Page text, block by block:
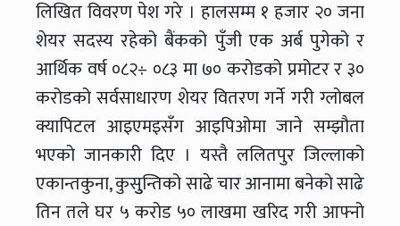
लिखित विवरण पेश गरे । हालसम्म १ हजार २० जना
शेयर सदस्य रहेको बैंकको पुँजी एक अर्ब पुगेको र
आर्थिक वर्ष ०८२÷ ०८३ मा ७० करोडको प्रमोटर र ३०
करोडको सर्वसाधारण शेयर वितरण गर्ने गरी ग्लोबल
क्यापिटल आइएमइसँग आइपिओमा जाने सम्झौता
भएको जानकारी दिए । यस्तै ललितपुर जिल्लाको
एकान्तकुना, कुसुुन्तिको साढे चार आनामा बनेको साढे
तिन तले घर ५ करोड ५० लाखमा खरिद गरी आफ्नो